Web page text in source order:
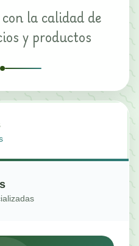
la calidad de
y productos